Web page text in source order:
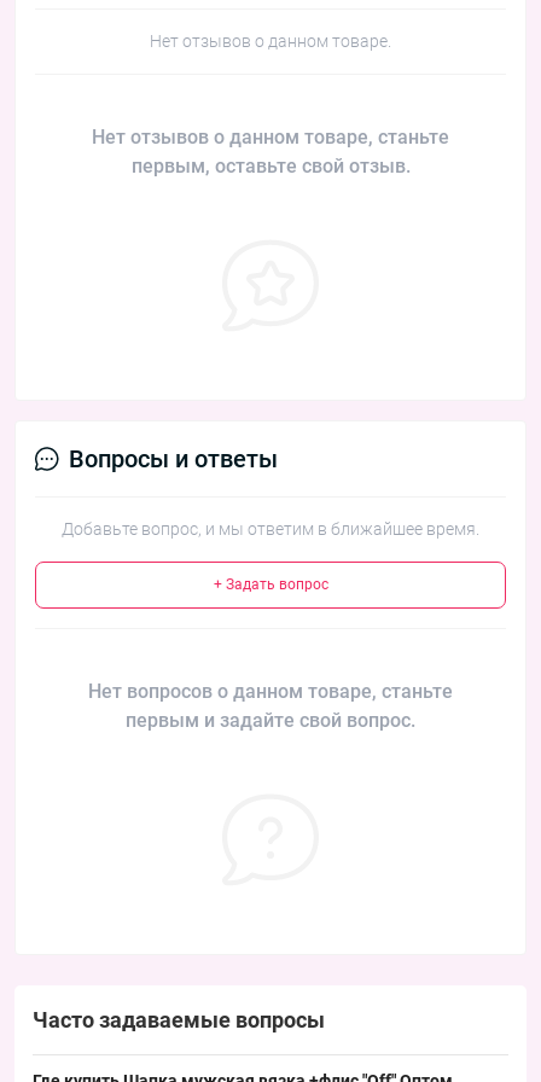
Нет отзывов о данном товаре.
Нет отзывов о данном товаре, станьте
первым, оставьте свой отзыв.
Вопросы и ответы
Добавьте вопрос, и мы ответим в ближайшее время.
+ Задать вопрос
Нет вопросов о данном товаре, станьте
первым и задайте свой вопрос.
Часто задаваемые вопросы